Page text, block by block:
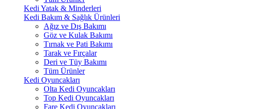
Kedi Yatak & Minderleri
Kedi Bakım & Sağlık Ürünleri
Ağız ve Dış Bakımı
Göz ve Kulak Bakımı
Tırnak ve Pati Bakımı
Tarak ve Fırçalar
Deri ve Tüy Bakımı
Tüm Ürünler
Kedi Oyuncakları
Olta Kedi Oyuncakları
Top Kedi Oyuncakları
Fare Kedi Oyuncakları